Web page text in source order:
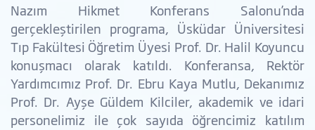
Nazım Hikmet Konferans Salonu’nda
gerçekleştirilen programa, Üsküdar Üniversitesi
Tıp Fakültesi Öğretim Üyesi Prof. Dr. Halil Koyuncu
konuşmacı olarak katıldı. Konferansa, Rektör
Yardımcımız Prof. Dr. Ebru Kaya Mutlu, Dekanımız
Prof. Dr. Ayşe Güldem Kilciler, akademik ve idari
personelimiz ile çok sayıda öğrencimiz katılım